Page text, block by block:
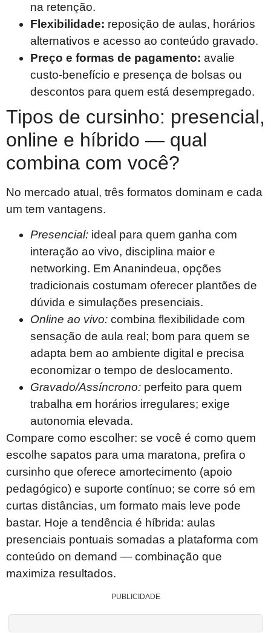
na retenção.
Flexibilidade: reposição de aulas, horários
alternativos e acesso ao conteúdo gravado.
Preço e formas de pagamento: avalie
custo-benefício e presença de bolsas ou
descontos para quem está desempregado.
Tipos de cursinho: presencial,
online e híbrido — qual
combina com você?
No mercado atual, três formatos dominam e cada
um tem vantagens.
Presencial: ideal para quem ganha com
interação ao vivo, disciplina maior e
networking. Em Ananindeua, opções
tradicionais costumam oferecer plantões de
dúvida e simulações presenciais.
Online ao vivo: combina flexibilidade com
sensação de aula real; bom para quem se
adapta bem ao ambiente digital e precisa
economizar o tempo de deslocamento.
Gravado/Assíncrono: perfeito para quem
trabalha em horários irregulares; exige
autonomia elevada.
Compare como escolher: se você é como quem
escolhe sapatos para uma maratona, prefira o
cursinho que oferece amortecimento (apoio
pedagógico) e suporte contínuo; se corre só em
curtas distâncias, um formato mais leve pode
bastar. Hoje a tendência é híbrida: aulas
presenciais pontuais somadas a plataforma com
conteúdo on demand — combinação que
maximiza resultados.
PUBLICIDADE